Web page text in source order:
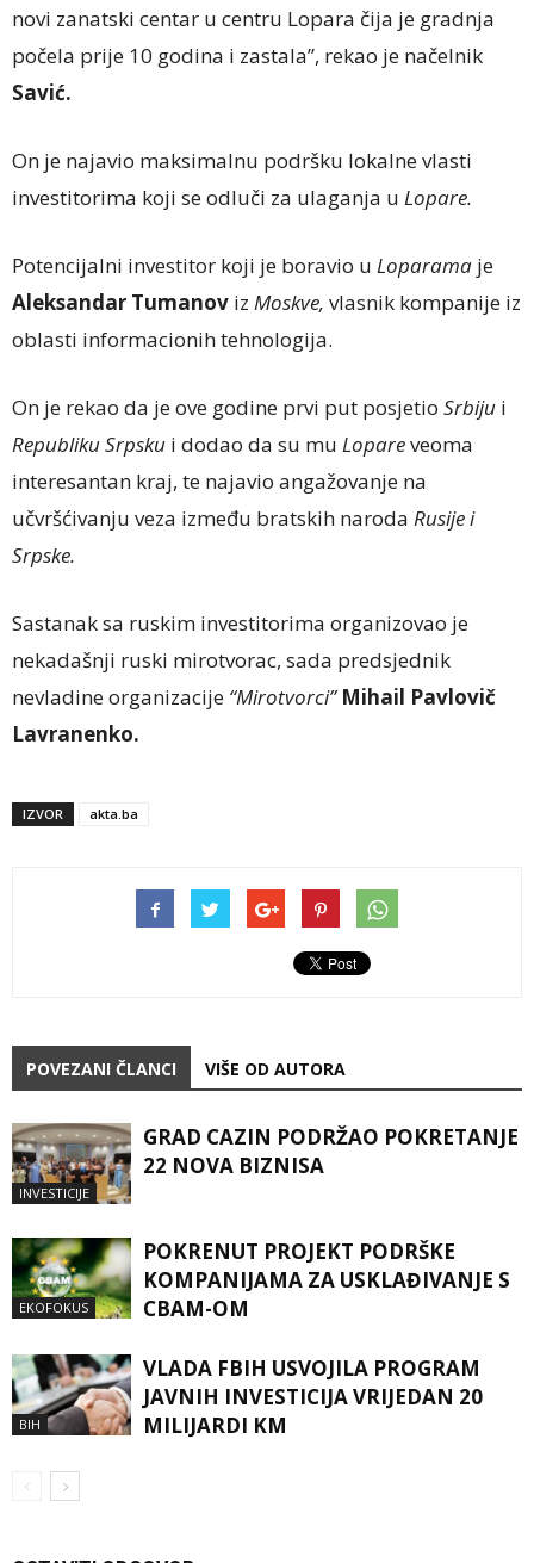
novi zanatski centar u centru Lopara čija je gradnja
počela prije 10 godina i zastala”, rekao je načelnik
Savić.
On je najavio maksimalnu podršku lokalne vlasti
investitorima koji se odluči za ulaganja u Lopare.
Potencijalni investitor koji je boravio u Loparama je
Aleksandar Tumanov iz Moskve, vlasnik kompanije iz
oblasti informacionih tehnologija.
On je rekao da je ove godine prvi put posjetio Srbiju i
Republiku Srpsku i dodao da su mu Lopareveoma
interesantan kraj, te najavio angažovanje na
učvršćivanju veza između bratskih naroda Rusije i
Srpske.
Sastanak sa ruskim investitorima organizovao je
nekadašnji ruski mirotvorac, sada predsjednik
nevladine organizacije “Mirotvorci” Mihail Pavlovič
Lavranenko.
IZVOR akta.ba
POVEZANI ČLANCI VIŠE OD AUTORA
INVESTICIJE
GRAD CAZIN PODRŽAO POKRETANJE
22 NOVA BIZNISA
EKOFOKUS
POKRENUT PROJEKT PODRŠKE
KOMPANIJAMA ZA USKLAĐIVANJE S
CBAM-OM
BIH
VLADA FBIH USVOJILA PROGRAM
JAVNIH INVESTICIJA VRIJEDAN 20
MILIJARDI KM